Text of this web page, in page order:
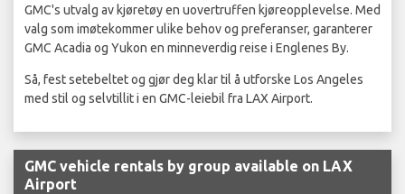
GMC's utvalg av kjøretøy en uovertruffen kjøreopplevelse. Med
valg som imøtekommer ulike behov og preferanser, garanterer
GMC Acadia og Yukon en minneverdig reise i Englenes By.
Så, fest setebeltet og gjør deg klar til å utforske Los Angeles
med stil og selvtillit i en GMC-leiebil fra LAX Airport.
GMC vehicle rentals by group available on LAX
Airport